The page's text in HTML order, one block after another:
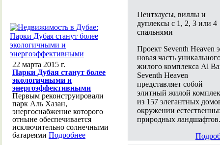
Пентхаусы, виллы и
дуплексы с 1, 2, 3 или 4
спальнями
Проект Seventh Heaven
новая часть
жилого комплекса Al
Seventh Heaven
представляет собой
элитный жилой
из 157 элегантных
окружении
природных ландшафтов.
22 марта 2015 г.
Парки Дубая станут более
экологичными и
энергоэффективными
Первым реконструировали
парк Аль Хазан,
энергоснабжение которого
отныне обеспечивается
исключительно солнечными
батареями Подробнее